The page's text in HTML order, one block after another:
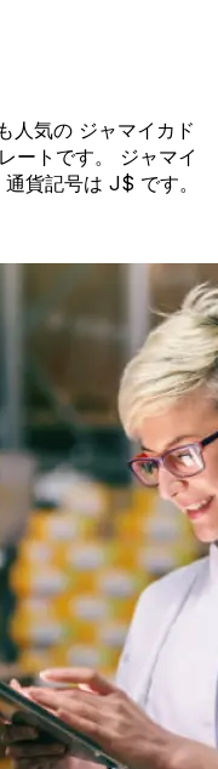
人気の ジャマイカド
ートです。 ジャマイ
貨記号は J$ です。